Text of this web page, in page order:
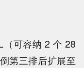
可容纳 2 个 28
第三排后扩展至